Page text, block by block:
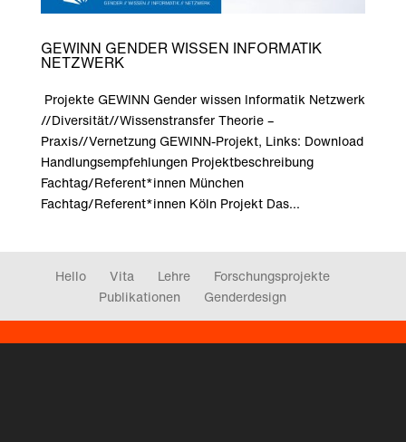
GEWINN GENDER WISSEN INFORMATIK
NETZWERK
Projekte GEWINN Gender wissen Informatik Netzwerk
//Diversität//Wissenstransfer Theorie –
Praxis//Vernetzung GEWINN-Projekt, Links: Download
Handlungsempfehlungen Projektbeschreibung
Fachtag/Referent*innen München
Fachtag/Referent*innen Köln Projekt Das...
Hello Vita Lehre
Forschungsprojekte
Publikationen
Genderdesign